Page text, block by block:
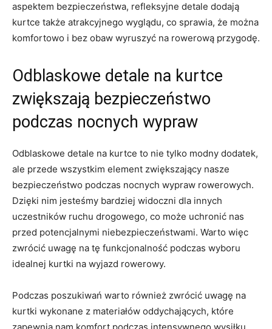
aspektem‍ bezpieczeństwa, refleksyjne detale dodają
kurtce także atrakcyjnego wyglądu, co sprawia, że można
⁤komfortowo i bez obaw wyruszyć na rowerową przygodę.
Odblaskowe detale ⁤na kurtce
zwiększają bezpieczeństwo
‌podczas nocnych wypraw
Odblaskowe detale na kurtce to nie tylko ⁢modny‍ dodatek,
ale przede wszystkim element zwiększający ‍nasze​
bezpieczeństwo podczas nocnych wypraw rowerowych.
Dzięki nim jesteśmy bardziej widoczni dla innych
uczestników ruchu drogowego, co może uchronić nas
przed potencjalnymi niebezpieczeństwami. Warto więc
zwrócić uwagę na tę‌ funkcjonalność ⁢podczas wyboru
idealnej kurtki na wyjazd rowerowy.
Podczas poszukiwań warto również zwrócić uwagę ⁤na
kurtki ​wykonane z materiałów oddychających, które